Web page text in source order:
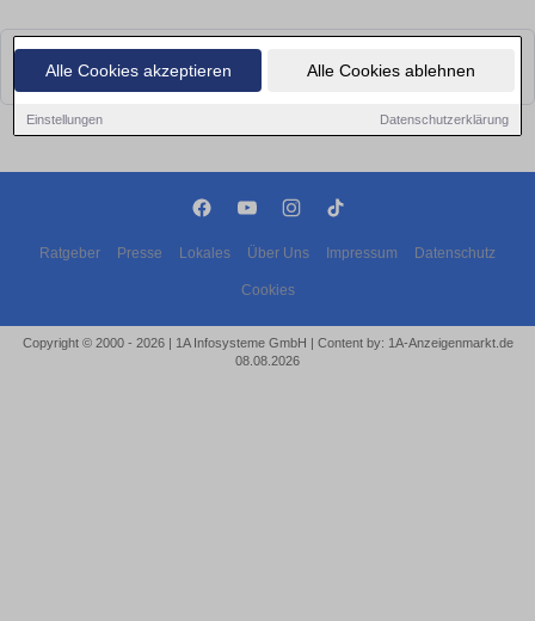
Alle Cookies akzeptieren Alle Cookies ablehnen
Einstellungen Datenschutzerklärung
Leider konnten wir derzeit keine passenden Autos finden. Schauen Sie
bald wieder vorbei!
Ratgeber Presse Lokales Über Uns Impressum Datenschutz
Cookies
Copyright © 2000 - 2026 | 1A Infosysteme GmbH | Content by: 1A-Anzeigenmarkt.de
08.08.2026